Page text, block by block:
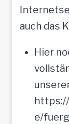
auch das
Hier
e/